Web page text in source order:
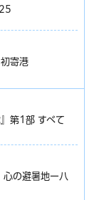
寄港
第1部 すべて
心の避暑地ー八